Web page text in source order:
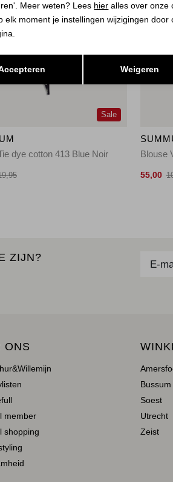
Sale
dye cotton 413 Blue Noir
Blouse
55,00
ZIJN?
ONS
member
shopping
Bussum
Soest
Utrecht
Zeist
Meer weten? Lees hier alles over onze
elk moment je instellingen wijzigingen
Weigeren